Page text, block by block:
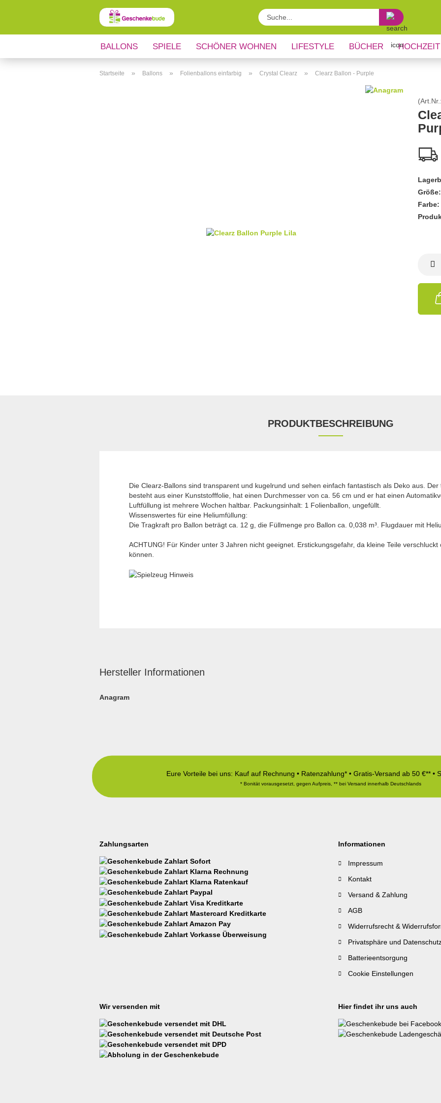
Suche...
BALLONS SPIELE SCHÖNER WOHNEN LIFESTYLE BÜCHER HOCHZEIT
ANLÄSSE REGIONALES
Startseite » Ballons » Folienballons einfarbig » Crystal Clearz » Clearz Ballon - Purple
(Art.Nr.:
Größe:
Farbe:
PRODUKTBESCHREIBUNG
Die Clearz-Ballons sind transparent und kugelrund und sehen einfach fantastisch als Deko aus.
besteht aus einer Kunststofffolie, hat einen Durchmesser von ca. 56 cm und er hat einen
Luftfüllung ist mehrere Wochen haltbar. Packungsinhalt: 1 Folienballon, ungefüllt.
Wissenswertes für eine Heliumfüllung:
Die Tragkraft pro Ballon beträgt ca. 12 g, die Füllmenge pro Ballon ca. 0,038 m³. Flugdauer mit
ACHTUNG! Für Kinder unter 3 Jahren nicht geeignet. Erstickungsgefahr, da kleine Teile
können.
Hersteller Informationen
Anagram
Eure Vorteile bei uns: Kauf auf Rechnung • Ratenzahlung* • Gratis-Versand ab 50 €** •
* Bonität vorausgesetzt, gegen Aufpreis, ** bei Versand innerhalb Deutschlands
Zahlungsarten Informationen
Impressum
Kontakt
Versand & Zahlung
AGB
Widerrufsrecht &
Privatsphäre und
Batterieentsorgung
Cookie Einstellungen
Wir versenden mit Hier findet ihr uns auch